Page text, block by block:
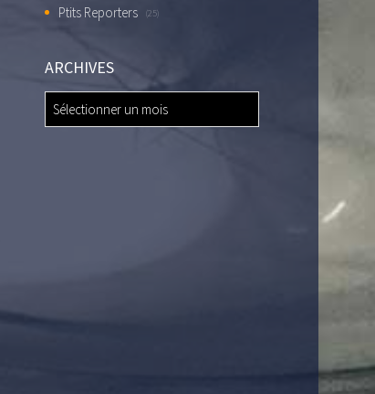
Ptits Reporters (25)
ARCHIVES
ARCHIVES